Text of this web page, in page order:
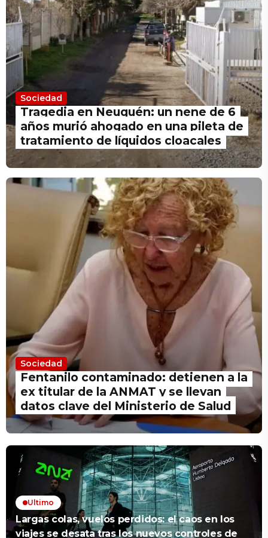
Sociedad
Tragedia en Neuquén: un nene de 6
años murió ahogado en una pileta de
tratamiento de líquidos cloacales
Sociedad
Fentanilo contaminado: detienen a la
ex titular de la ANMAT y se llevan
datos clave del Ministerio de Salud
Ultimo
Largas colas, vuelos perdidos: el caos en los
viajes se desata tras los nuevos controles de